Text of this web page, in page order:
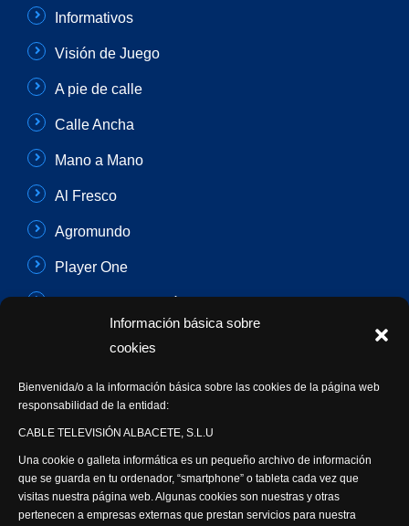
Información básica sobre
cookies
Bienvenida/o a la información básica sobre las cookies de la página web
responsabilidad de la entidad:
CABLE TELEVISIÓN ALBACETE, S.L.U
Una cookie o galleta informática es un pequeño archivo de información
que se guarda en tu ordenador, “smartphone” o tableta cada vez que
visitas nuestra página web. Algunas cookies son nuestras y otras
pertenecen a empresas externas que prestan servicios para nuestra
Informativos
Visión de Juego
A pie de calle
Calle Ancha
Mano a Mano
Al Fresco
Agromundo
Player One
Síguenos